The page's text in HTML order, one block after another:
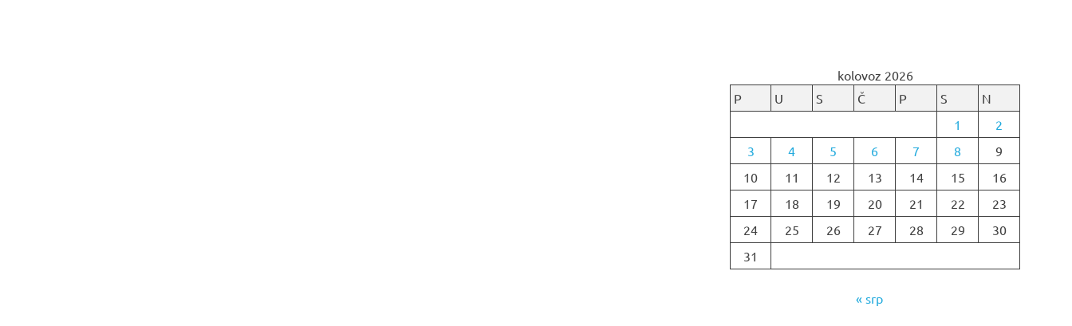
kolovoz 2026
P
U S Č P S
N
1
2
3
4 5 6 7 8
9
10
11 12 13 14 15
16
17
18 19 20 21 22
23
24
25 26 27 28 29
30
31
« srp